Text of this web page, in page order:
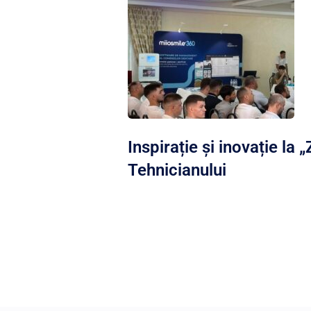
Inspirație și inovație la
Tehnicianului